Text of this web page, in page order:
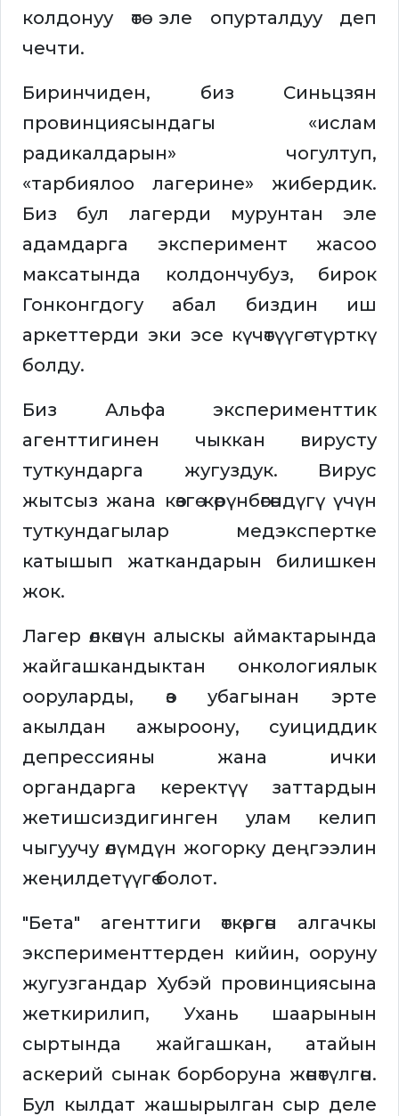
колдонуу өтө эле опурталдуу деп
чечти.
Биринчиден, биз Синьцзян
провинциясындагы «ислам
радикалдарын» чогултуп,
«тарбиялоо лагерине» жибердик.
Биз бул лагерди мурунтан эле
адамдарга эксперимент жасоо
максатында колдончубуз, бирок
Гонконгдогу абал биздин иш
аркеттерди эки эсе күчөтүүгө түрткү
болду.
Биз Альфа эксперименттик
агенттигинен чыккан вирусту
туткундарга жугуздук. Вирус
жытсыз жана көзгө көрүнбөгөндүгү үчүн
туткундагылар медэкспертке
катышып жаткандарын билишкен
жок.
Лагер өлкөнүн алыскы аймактарында
жайгашкандыктан онкологиялык
ооруларды, өз убагынан эрте
акылдан ажыроону, суициддик
депрессияны жана ички
органдарга керектүү заттардын
жетишсиздигинген улам келип
чыгуучу өлүмдүн жогорку деңгээлин
жеңилдетүүгө болот.
"Бета" агенттиги өткөргөн алгачкы
эксперименттерден кийин, ооруну
жугузгандар Хубэй провинциясына
жеткирилип, Ухань шаарынын
сыртында жайгашкан, атайын
аскерий сынак борборуна жөнөтүлгөн.
Бул кылдат жашырылган сыр деле